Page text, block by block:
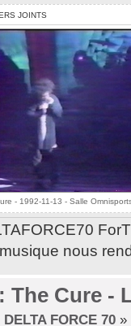
JOINTS
- 1992-11-13 - Salle
nous
The Cure -
DELTA FORCE 70»